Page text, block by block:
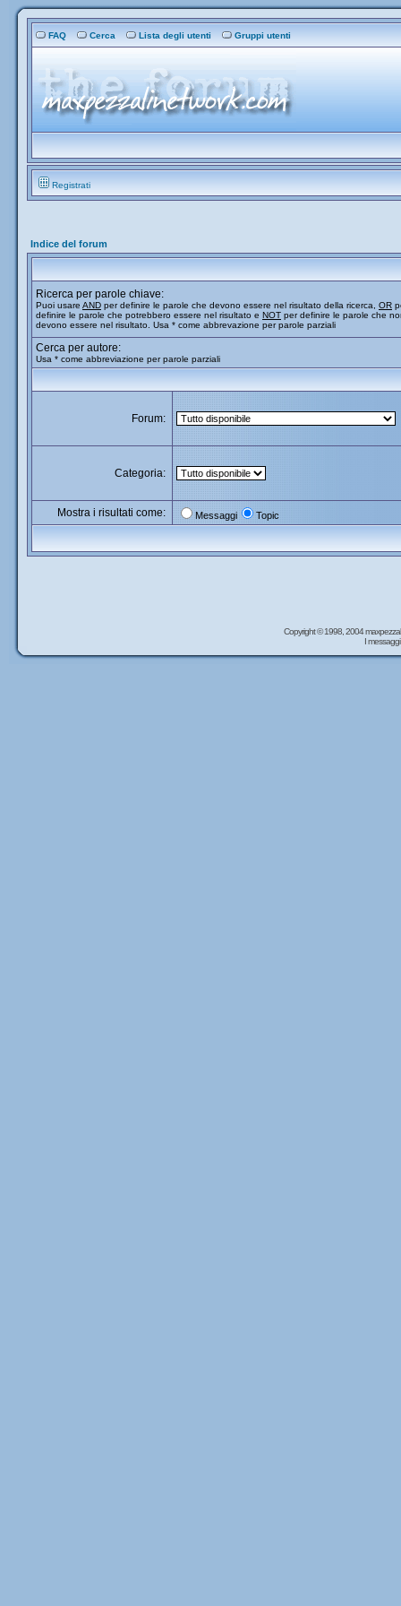
FAQ Cerca Lista degli utenti Gruppi utenti
Registrati
Indice del forum
Ricerca per parole chiave:
Puoi usare AND per definire le parole che devono essere nel risultato della ricerca, OR
definire le parole che potrebbero essere nel risultato e NOT per definire le parole che
devono essere nel risultato. Usa * come abbrevazione per parole parziali
Cerca per autore:
Usa * come abbreviazione per parole parziali
Forum:
Categoria:
Mostra i risultati come: Messaggi Topic
Copyright © 1998, 2004
I